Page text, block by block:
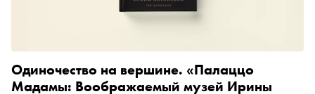
Одиночество на вершине. «Палаццо
Мадамы: Воображаемый музей Ирины